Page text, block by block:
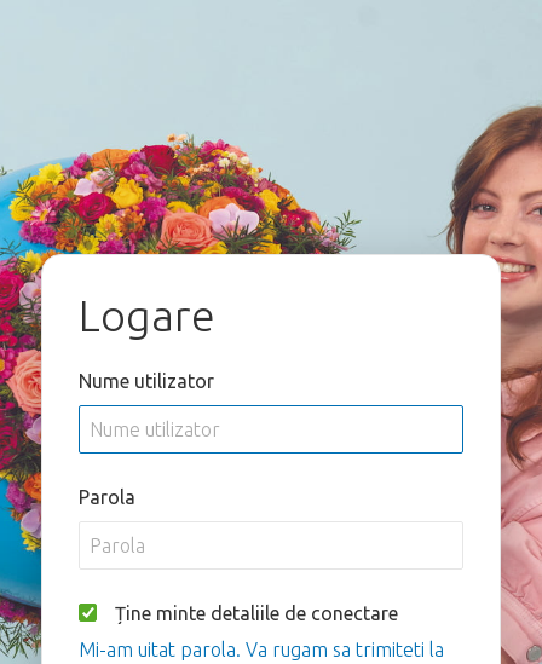
Logare
Nume utilizator
Parola
Ține minte detaliile de conectare
Mi-am uitat parola. Va rugam sa trimiteti la